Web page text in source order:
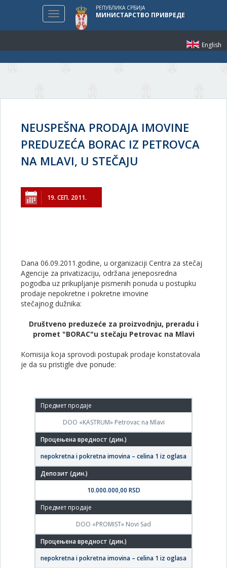
English
Toggle
navigation
РЕПУБЛИКА СРБИЈА
МИНИСТАРСТВО ПРИВРЕДЕ
NEUSPEŠNA PRODAJA IMOVINE
PREDUZEĆA BORAC IZ PETROVCA
NA MLAVI, U STEČAJU
19. СЕП. 2011.
Dana 06.09.2011.godine, u organizaciji Centra za stečaj
Agencije za privatizaciju, održana jeneposredna
pogodba uz prikupljanje pismenih ponuda u postupku
prodaje nepokretne i pokretne imovine
stečajnog dužnika:
Društveno preduzeće za proizvodnju, preradu i
promet "BORAC"u stečaju Petrovac na Mlavi
Komisija koja sprovodi postupak prodaje konstatovala
je da su pristigle dve ponude:
DOO «KASTRUM» Petrovac na Mlavi
nepokretna i pokretna imovina – celina 1 iz oglasa
10.000.000,00 RSD
DOO «PROMIST» Novi Sad
nepokretna i pokretna imovina – celina 1 iz oglasa